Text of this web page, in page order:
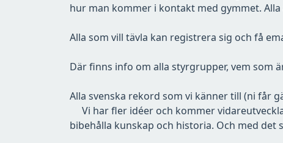
hur man kommer i kontakt med gymmet.
Alla som vill tävla kan registrera sig och få
Där finns info om alla styrgrupper, vem som
Alla svenska rekord som vi känner till (ni får
Vi har fler idéer och kommer
bibehålla kunskap och historia. Och med